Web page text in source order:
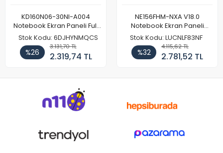
KD160N06-30NI-A004
Notebook Ekran Paneli Full
HD
Stok Kodu: 6DJHYNMQCS
%26
3.131,70 TL
2.319,74 TL
NE156FHM-NXA V18.0
Notebook Ekran Paneli
144Hz
Stok Kodu: LUCNLF83NF
%32
4.115,62 TL
2.781,52 TL